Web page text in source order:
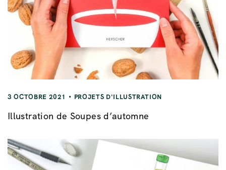
3 OCTOBRE 2021 PROJETS D'ILLUSTRATION
Illustration de Soupes d’automne